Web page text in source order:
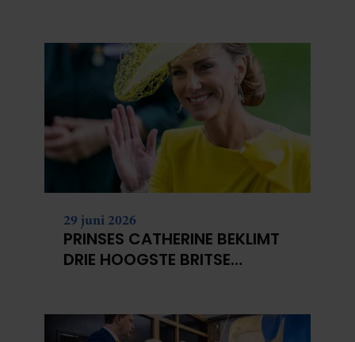
29 juni 2026
PRINSES CATHERINE BEKLIMT
DRIE HOOGSTE BRITSE